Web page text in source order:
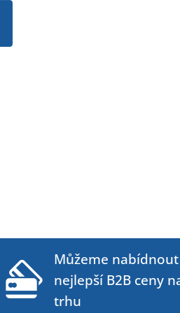
Můžeme nabídnout
nejlepší B2B ceny
trhu